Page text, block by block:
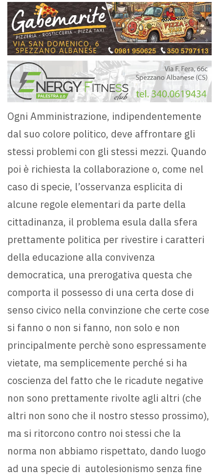
Ogni Amministrazione, indipendentemente
dal suo colore politico, deve affrontare gli
stessi problemi con gli stessi mezzi. Quando
poi è richiesta la collaborazione o, come nel
caso di specie, l’osservanza esplicita di
alcune regole elementari da parte della
cittadinanza, il problema esula dalla sfera
prettamente politica per rivestire i caratteri
della educazione alla convivenza
democratica, una prerogativa questa che
comporta il possesso di una certa dose di
senso civico nella convinzione che certe cose
si fanno o non si fanno, non solo e non
principalmente perchè sono espressamente
vietate, ma semplicemente perché si ha
coscienza del fatto che le ricadute negative
non sono prettamente rivolte agli altri (che
altri non sono che il nostro stesso prossimo),
ma si ritorcono contro noi stessi che la
norma non abbiamo rispettato, dando luogo
ad una specie di autolesionismo senza fine